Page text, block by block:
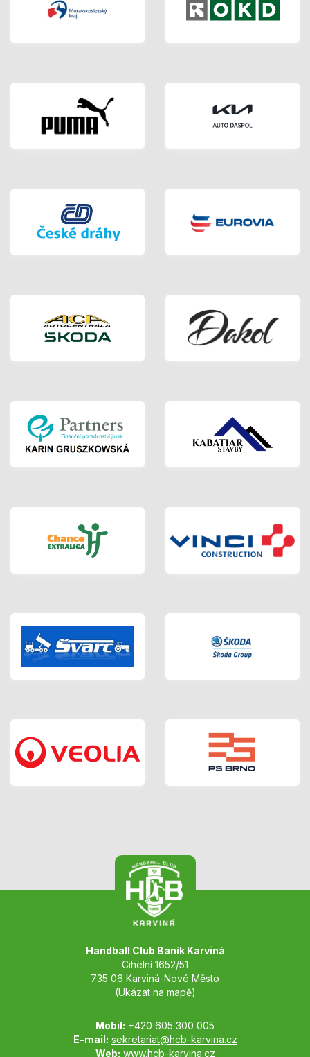
Handball Club Baník Karviná
Cihelní 1652/51
735 06 Karviná-Nové Město
(Ukázat na mapě)
Mobil: +420 605 300 005
E-mail: sekretariat@hcb-karvina.cz
Web: www.hcb-karvina.cz